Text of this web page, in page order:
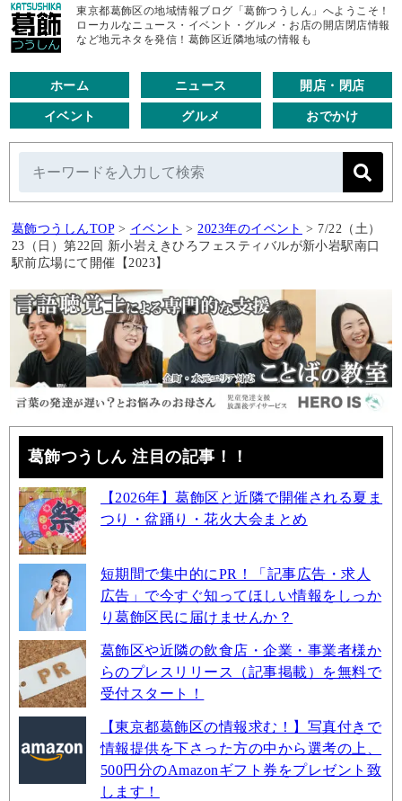
東京都葛飾区の地域情報ブログ「葛飾つうしん」へようこそ！
ローカルなニュース・イベント・グルメ・お店の開店閉店情報
など地元ネタを発信！葛飾区近隣地域の情報も
ホーム ニュース 開店・閉店
イベント グルメ おでかけ
葛飾つうしんTOP > イベント > 2023年のイベント > 7/22（土）
23（日）第22回 新小岩えきひろフェスティバルが新小岩駅南口
駅前広場にて開催【2023】
葛飾つうしん 注目の記事！！
【2026年】葛飾区と近隣で開催される夏ま
つり・盆踊り・花火大会まとめ
短期間で集中的にPR！「記事広告・求人
広告」で今すぐ知ってほしい情報をしっか
り葛飾区民に届けませんか？
葛飾区や近隣の飲食店・企業・事業者様か
らのプレスリリース（記事掲載）を無料で
受付スタート！
【東京都葛飾区の情報求む！】写真付きで
情報提供を下さった方の中から選考の上、
500円分のAmazonギフト券をプレゼント致
します！